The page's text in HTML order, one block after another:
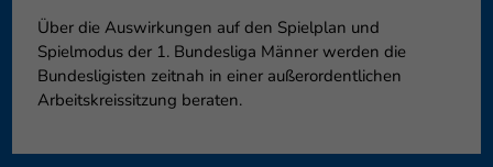
Über die Auswirkungen auf den Spielplan und
Spielmodus der 1. Bundesliga Männer werden die
Bundesligisten zeitnah in einer außerordentlichen
Arbeitskreissitzung beraten.